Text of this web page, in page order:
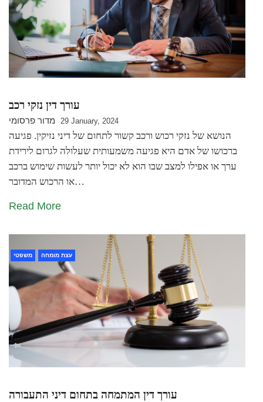
עורך דין נזקי רכב
מדור פרסומי 29 January, 2024
הנושא של נזקי רכוש ורכב קשור לתחום של דיני נזיקין. פגיעה
ברכושו של אדם היא פגיעה משמעותית שעלולה לגרום לירידת
ערך או אפילו למצב שבו הוא לא יכול יותר לעשות שימוש ברכב
או הרכוש המדובר…
Read More
משפטי עצת מומחה
עורך דין המתמחה בתחום דיני התעבורה